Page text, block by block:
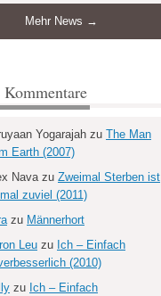
Mehr News →
Kommentare
Yogarajah zu The Man
Earth (2007)
Navazu Zweimal Sterben ist
zuviel (2011)
zu Männerhort
Leu zu Ich – Einfach
(2010)
zu Ich – Einfach